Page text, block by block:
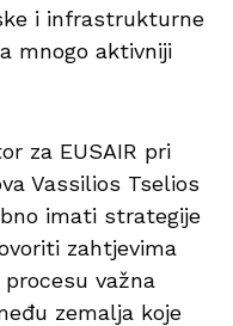
i infrastrukturne
mnogo aktivniji
za EUSAIR pri
Vassilios Tselios
imati strategije
zahtjevima
važna
zemalja koje